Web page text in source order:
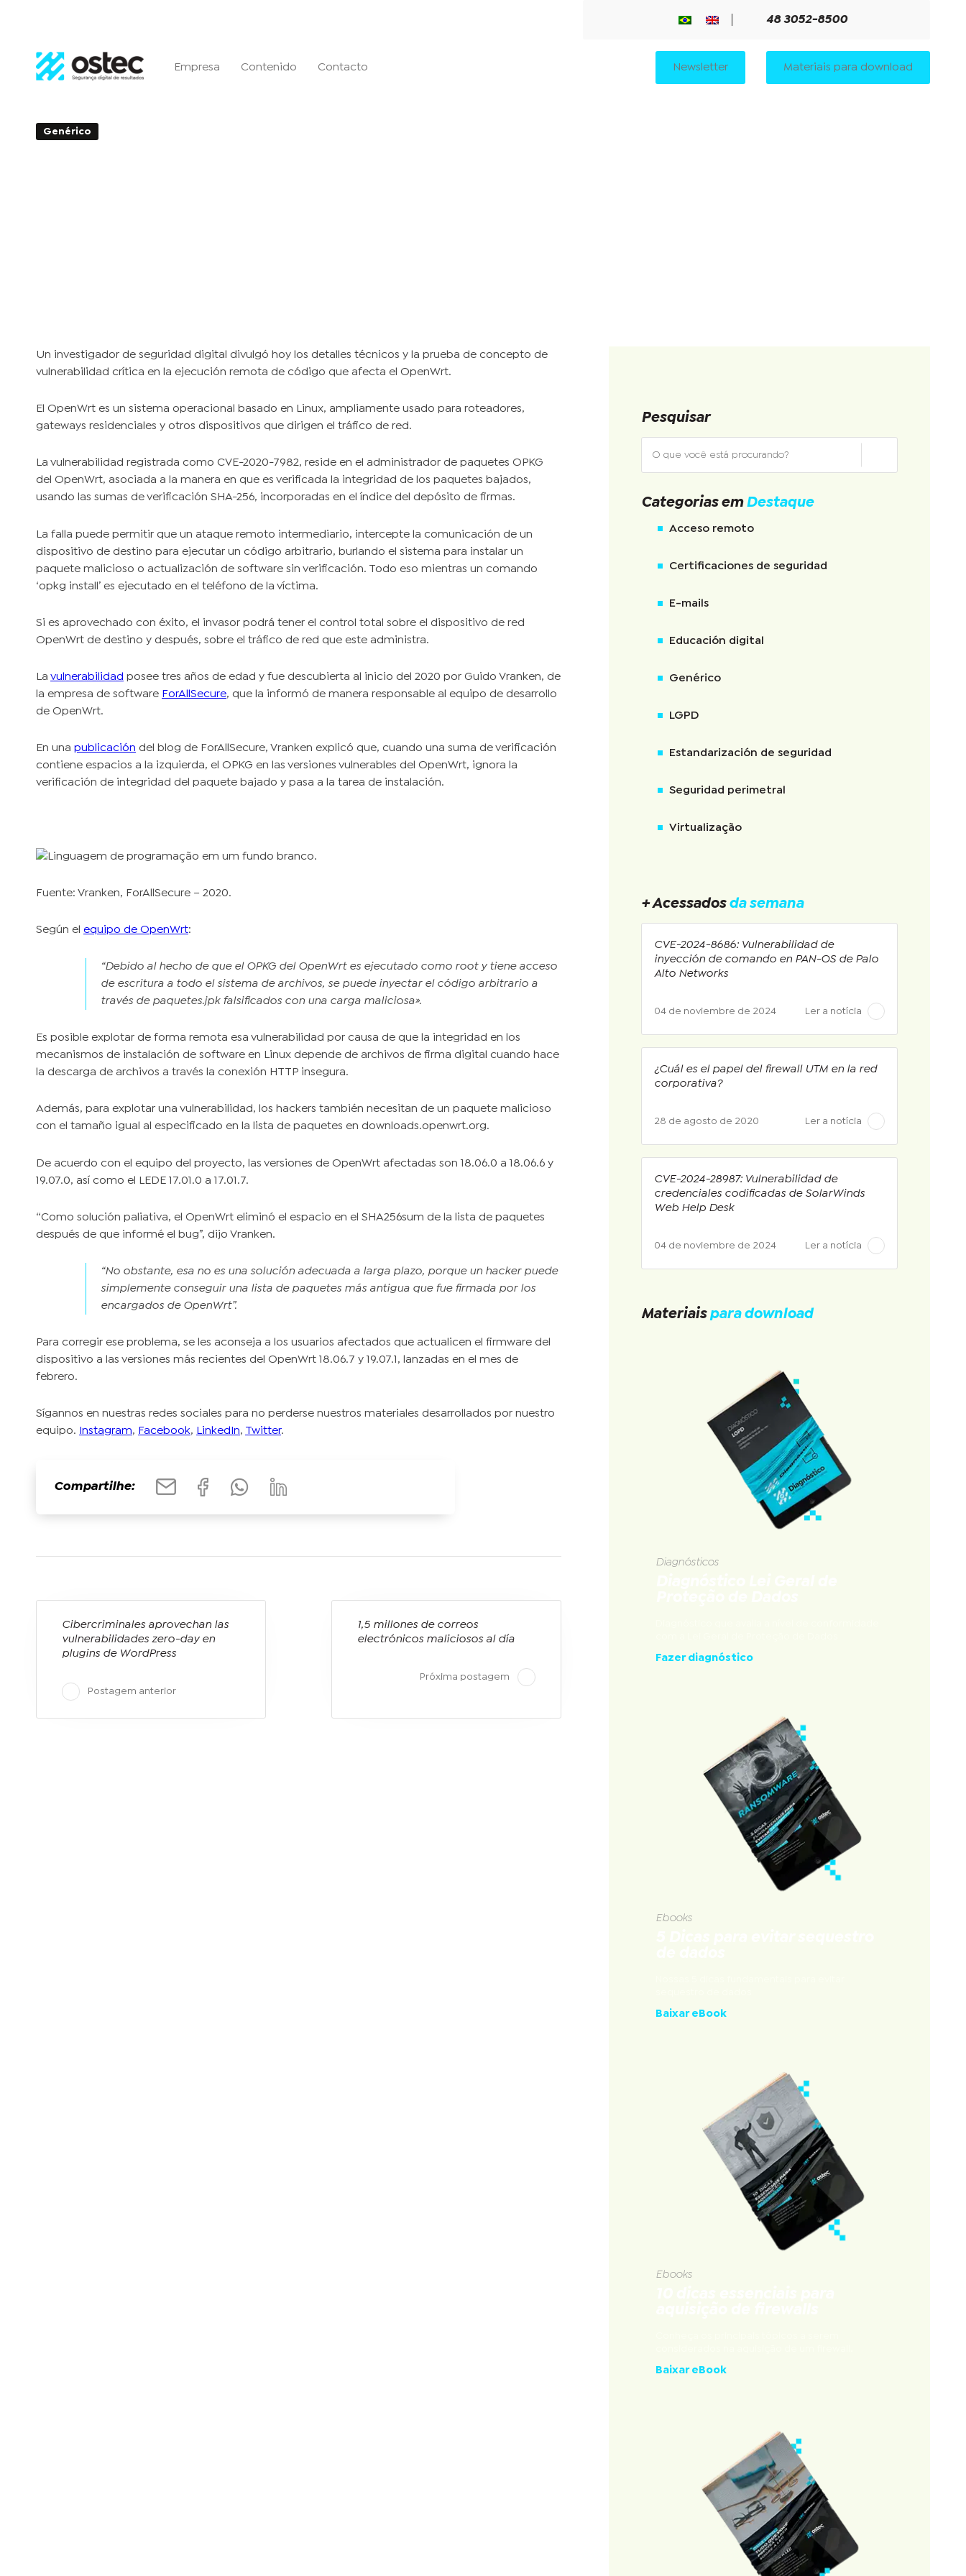
48 3052-8500
Empresa Contenido Contacto Newsletter Materiais para download
Genérico
Un investigador de seguridad digital divulgó hoy los detalles técnicos y la prueba de concepto de
vulnerabilidad crítica en la ejecución remota de código que afecta el OpenWrt.
El OpenWrt es un sistema operacional basado en Linux, ampliamente usado para roteadores,
gateways residenciales y otros dispositivos que dirigen el tráfico de red.
La vulnerabilidad registrada como CVE-2020-7982, reside en el administrador de paquetes OPKG
del OpenWrt, asociada a la manera en que es verificada la integridad de los paquetes bajados,
usando las sumas de verificación SHA-256, incorporadas en el índice del depósito de firmas.
La falla puede permitir que un ataque remoto intermediario, intercepte la comunicación de un
dispositivo de destino para ejecutar un código arbitrario, burlando el sistema para instalar un
paquete malicioso o actualización de software sin verificación. Todo eso mientras un comando
‘opkg install’ es ejecutado en el teléfono de la víctima.
Si es aprovechado con éxito, el invasor podrá tener el control total sobre el dispositivo de red
OpenWrt de destino y después, sobre el tráfico de red que este administra.
La vulnerabilidad posee tres años de edad y fue descubierta al inicio del 2020 por Guido Vranken, de
la empresa de software ForAllSecure, que la informó de manera responsable al equipo de desarrollo
de OpenWrt.
En una publicación del blog de ForAllSecure, Vranken explicó que, cuando una suma de verificación
contiene espacios a la izquierda, el OPKG en las versiones vulnerables del OpenWrt, ignora la
verificación de integridad del paquete bajado y pasa a la tarea de instalación.
Fuente: Vranken, ForAllSecure – 2020.
Según el equipo de OpenWrt:
“Debido al hecho de que el OPKG del OpenWrt es ejecutado como root y tiene acceso
de escritura a todo el sistema de archivos, se puede inyectar el código arbitrario a
través de paquetes.jpk falsificados con una carga maliciosa».
Es posible explotar de forma remota esa vulnerabilidad por causa de que la integridad en los
mecanismos de instalación de software en Linux depende de archivos de firma digital cuando hace
la descarga de archivos a través la conexión HTTP insegura.
Además, para explotar una vulnerabilidad, los hackers también necesitan de un paquete malicioso
con el tamaño igual al especificado en la lista de paquetes en downloads.openwrt.org.
De acuerdo con el equipo del proyecto, las versiones de OpenWrt afectadas son 18.06.0 a 18.06.6 y
19.07.0, así como el LEDE 17.01.0 a 17.01.7.
“Como solución paliativa, el OpenWrt eliminó el espacio en el SHA256sum de la lista de paquetes
después de que informé el bug”, dijo Vranken.
“No obstante, esa no es una solución adecuada a larga plazo, porque un hacker puede
simplemente conseguir una lista de paquetes más antigua que fue firmada por los
encargados de OpenWrt”.
Para corregir ese problema, se les aconseja a los usuarios afectados que actualicen el firmware del
dispositivo a las versiones más recientes del OpenWrt 18.06.7 y 19.07.1, lanzadas en el mes de
febrero.
Sígannos en nuestras redes sociales para no perderse nuestros materiales desarrollados por nuestro
equipo.
Instagram, Facebook, LinkedIn, Twitter.
Compartilhe:
Cibercriminales aprovechan las
vulnerabilidades zero-day en
plugins de WordPress
Postagem anterior
1,5 millones de correos
electrónicos maliciosos al día
Próxima postagem
Pesquisar
Categorias em Destaque
Acceso remoto
Certificaciones de seguridad
E-mails
Educación digital
Genérico
LGPD
Estandarización de seguridad
Seguridad perimetral
Virtualização
+ Acessados da semana
CVE-2024-8686: Vulnerabilidad de
inyección de comando en PAN-OS de Palo
Alto Networks
04 de noviembre de 2024 Ler a notícia
¿Cuál es el papel del firewall UTM en la red
corporativa?
28 de agosto de 2020 Ler a notícia
CVE-2024-28987: Vulnerabilidad de
credenciales codificadas de SolarWinds
Web Help Desk
04 de noviembre de 2024 Ler a notícia
Materiais para download
Diagnósticos
Fazer diagnóstico
Ebooks
Baixar eBook
Ebooks
Baixar eBook